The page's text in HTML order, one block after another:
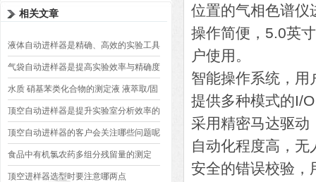
相关文章
液体自动进样器是精确、高效的实验工具
气袋自动进样器是提高实验效率与精确度
的装置
水质 硝基苯类化合物的测定液 液萃取/固
相萃取-气相色谱法
顶空自动进样器是提升实验室分析效率的
工具
顶空自动进样器的客户会关注哪些问题呢
食品中有机氯农药多组分残留量的测定
顶空进样器选型时要注意哪两点
位置的气相色谱仪
操作简便，5.0英
户使用。
智能操作系统，用
提供多种模式的I/
采用精密马达驱动
自动化程度高，
安全的错误校验，